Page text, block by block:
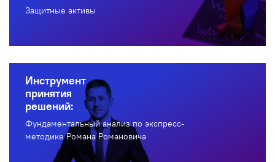
Защитные активы
Инструмент
принятия
решений:
Фундаментальный анализ по экспресс-
методике Романа Романовича